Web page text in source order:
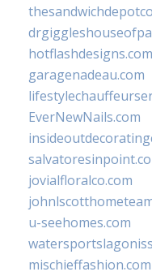
hotflashdesigns.com
garagenadeau.com
EverNewNails.com
jovialfloralco.com
u-seehomes.com
mischieffashion.com